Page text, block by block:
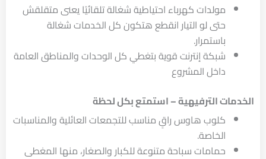
مولدات كهرباء احتياطية شغالة تلقائيًا يعنى متقلقش
حتى لو التيار انقطع هتكون كل الخدمات شغالة
باستمرار.
شبكة إنترنت قوية بتغطي كل الوحدات والمناطق العامة
داخل المشروع
الخدمات الترفيهية – استمتع بكل لحظة
كلوب هاوس راقٍ مناسب للتجمعات العائلية والمناسبات
الخاصة.
حمامات سباحة متنوعة للكبار والصغار، منها المغطى